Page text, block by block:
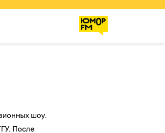
шоу.
После